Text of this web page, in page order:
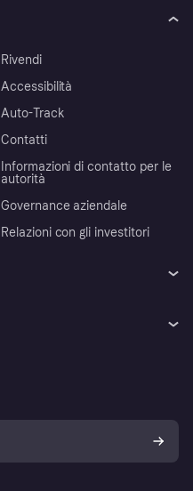
Rivendi
Accessibilità
Auto-Track
Contatti
Informazioni di contatto per le
autorità
Governance aziendale
Relazioni con gli investitori